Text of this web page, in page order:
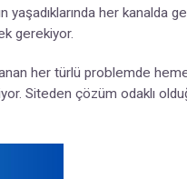
yaşadıklarında her kanalda
gerekiyor.
her türlü problemde
Siteden çözüm odaklı